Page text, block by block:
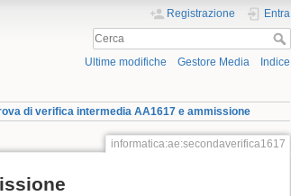
Registrazione Entra
Ultime modifiche Gestore Media Indice
di verifica intermedia AA1617 e ammissione
informatica:ae:secondaverifica1617